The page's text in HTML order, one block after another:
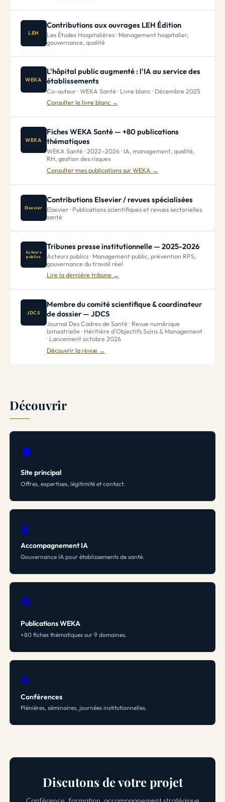
LEH
Contributions aux ouvrages LEH Édition
Les Études Hospitalières · Management hospitalier,
gouvernance, qualité
WEKA
L'hôpital public augmenté : l'IA au service des
établissements
Co-auteur · WEKA Santé · Livre blanc · Décembre 2025
Consulter le livre blanc →
WEKA
Fiches WEKA Santé — +80 publications
thématiques
WEKA Santé · 2022–2026 · IA, management, qualité,
RH, gestion des risques
Consulter mes publications sur WEKA →
Elsevier
Contributions Elsevier / revues spécialisées
Elsevier · Publications scientifiques et revues sectorielles
santé
Acteurs
publics
Tribunes presse institutionnelle — 2025-2026
Acteurs publics · Management public, prévention RPS,
gouvernance du travail réel
Lire la dernière tribune →
JDCS
Membre du comité scientifique & coordinateur
de dossier — JDCS
Journal Des Cadres de Santé · Revue numérique
bimestrielle · Héritière d'Objectifs Soins & Management
· Lancement octobre 2026
Découvrir la revue →
Découvrir
🏠
Site principal
Offres, expertises, légitimité et contact.
🤖
Accompagnement IA
Gouvernance IA pour établissements de santé.
📚
Publications WEKA
+80 fiches thématiques sur 9 domaines.
🎤
Conférences
Plénières, séminaires, journées institutionnelles.
Discutons de votre projet